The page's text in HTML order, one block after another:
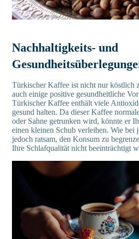
Nachhaltigkeits- und
Türkischer Kaffee ist nicht nur köstlich
auch einige positive gesundheitliche
Türkischer Kaffee enthält viele
gesund halten. Da dieser Kaffee
oder Sahne getrunken wird, könnte er
einen kleinen Schub verleihen. Wie bei
jedoch ratsam, den Konsum zu
Ihre Schlafqualität nicht beeinträchtigt